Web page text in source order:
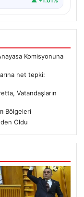
Komisyonuna
net tepki:
Vatandaşların
Bölgeleri
Oldu